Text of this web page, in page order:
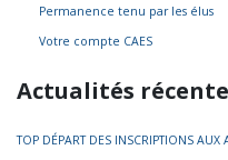
Permanence tenu par les élus
Votre compte CAES
Actualités
TOP DÉPART DES INSCRIPTIONS AUX